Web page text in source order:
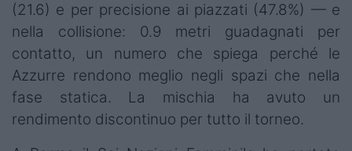
(21.6) e per precisione ai piazzati (47.8%) — e
nella collisione: 0.9 metri guadagnati per
contatto, un numero che spiega perché le
Azzurre rendono meglio negli spazi che nella
fase statica. La mischia ha avuto un
rendimento discontinuo per tutto il torneo.